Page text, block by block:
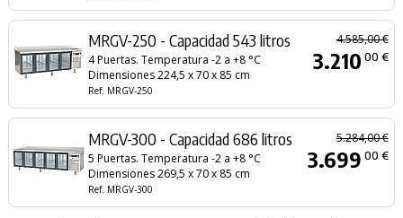
MRGV-250 - Capacidad 543 litros
4 Puertas. Temperatura -2 a +8 °C
Dimensiones 224,5 x 70 x 85 cm
Ref. MRGV-250
4.585,00 €
3.210 00 €
MRGV-300 - Capacidad 686 litros
5 Puertas. Temperatura -2 a +8 °C
Dimensiones 269,5 x 70 x 85 cm
Ref. MRGV-300
5.284,00 €
3.699 00 €